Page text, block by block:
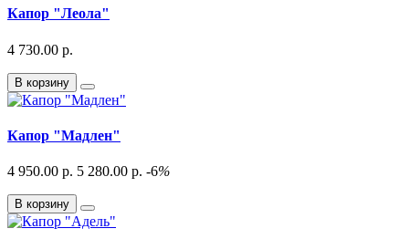
Капор "Леола"
4 730.00 р.
В корзину
Капор "Мадлен"
4 950.00 р. 5 280.00 р. -6%
В корзину